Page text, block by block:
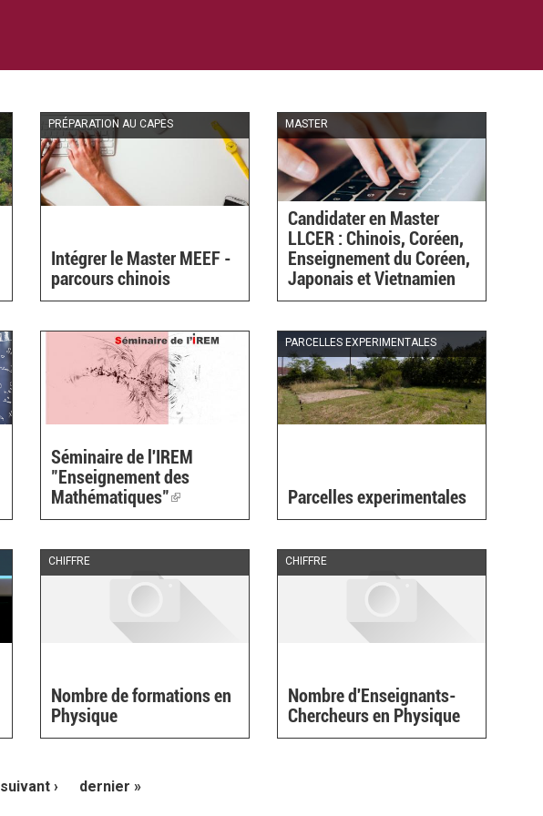
PRÉPARATION AU CAPES
Intégrer le Master MEEF -
parcours chinois
MASTER
Candidater en Master
LLCER : Chinois, Coréen,
Enseignement du Coréen,
Japonais et Vietnamien
Séminaire de l'IREM
"Enseignement des
Mathématiques"(link
is
PARCELLES EXPERIMENTALES
Parcelles experimentales
CHIFFRE
Nombre de formations en
Physique
CHIFFRE
Nombre d'Enseignants-
Chercheurs en Physique
suivant › dernier »